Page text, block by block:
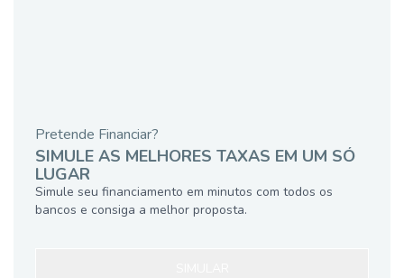
Pretende Financiar?
SIMULE AS MELHORES TAXAS EM UM SÓ
LUGAR
Simule seu financiamento em minutos com todos os
bancos e consiga a melhor proposta.